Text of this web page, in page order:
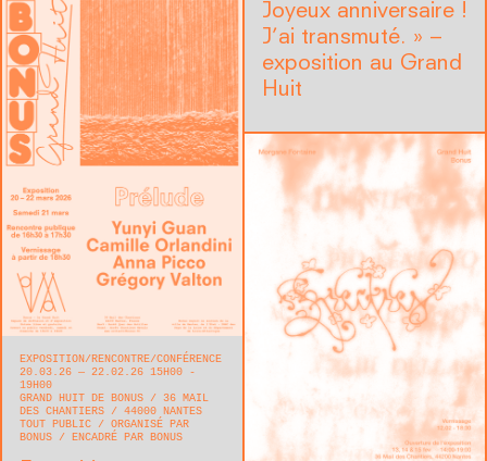
Joyeux anniversaire !
J’ai transmuté. » –
exposition au Grand
Huit
EXPOSITION
RENCONTRE/CONFÉRENCE
20.03.26 — 22.02.26 15H00 -
19H00
GRAND HUIT DE BONUS
36 MAIL
DES CHANTIERS
44000 NANTES
TOUT PUBLIC
ORGANISÉ PAR
BONUS
ENCADRÉ PAR BONUS